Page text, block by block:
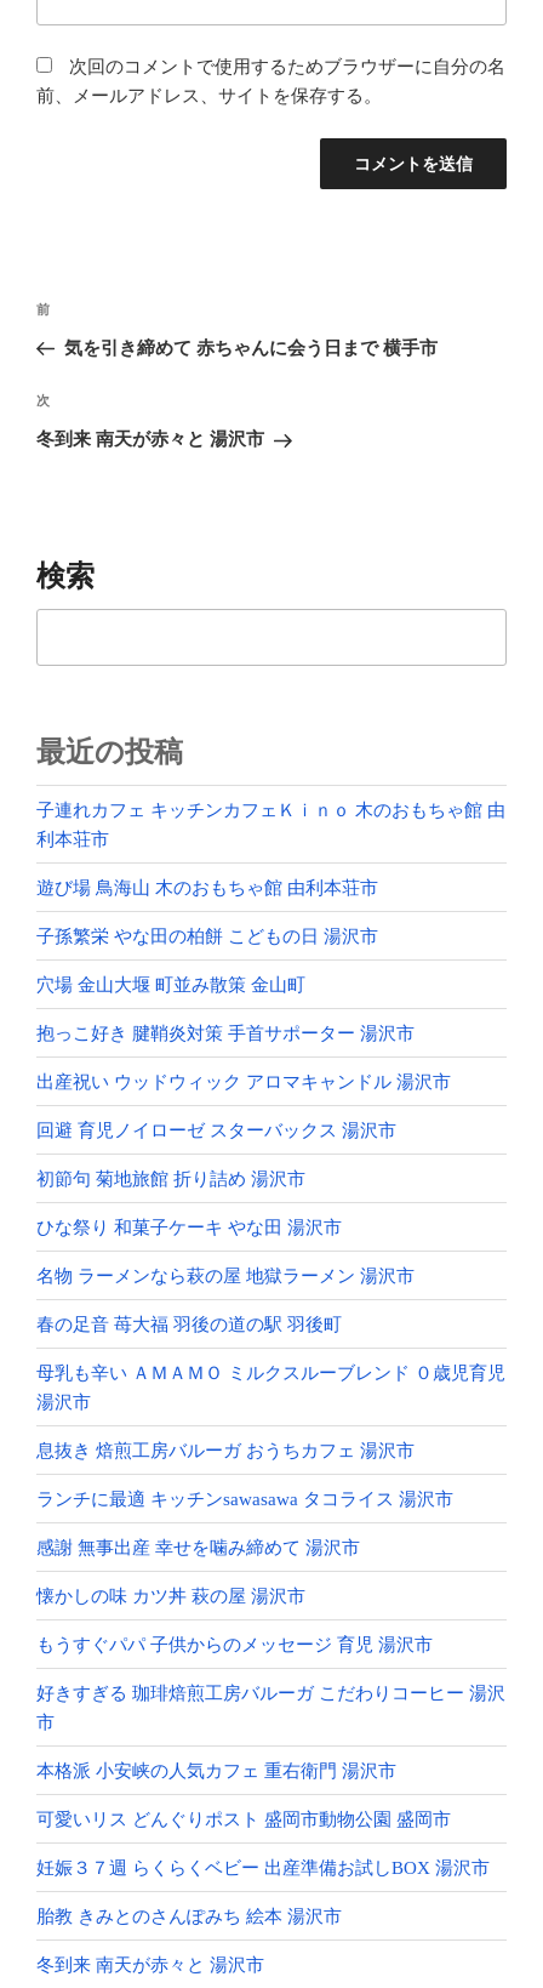
次回のコメントで使用するためブラウザーに自分の名
前、メールアドレス、サイトを保存する。
投
ナ
ビ
ゲ
ン
前
の
稿
前
気を引き締めて 赤ちゃんに会う日まで 横手市
次
の
次
冬到来 南天が赤々と 湯沢市
検索
最近の投稿
子連れカフェ キッチンカフェＫｉｎｏ 木のおもちゃ館 由
利本荘市
遊び場 鳥海山 木のおもちゃ館 由利本荘市
子孫繁栄 やな田の柏餅 こどもの日 湯沢市
穴場 金山大堰 町並み散策 金山町
抱っこ好き 腱鞘炎対策 手首サポーター 湯沢市
出産祝い ウッドウィック アロマキャンドル 湯沢市
回避 育児ノイローゼ スターバックス 湯沢市
初節句 菊地旅館 折り詰め 湯沢市
ひな祭り 和菓子ケーキ やな田 湯沢市
名物 ラーメンなら萩の屋 地獄ラーメン 湯沢市
春の足音 苺大福 羽後の道の駅 羽後町
母乳も辛い ＡＭＡＭＯ ミルクスルーブレンド ０歳児育児
湯沢市
息抜き 焙煎工房バルーガ おうちカフェ 湯沢市
ランチに最適 キッチンsawasawa タコライス 湯沢市
感謝 無事出産 幸せを噛み締めて 湯沢市
懐かしの味 カツ丼 萩の屋 湯沢市
もうすぐパパ 子供からのメッセージ 育児 湯沢市
好きすぎる 珈琲焙煎工房バルーガ こだわりコーヒー 湯沢
市
本格派 小安峡の人気カフェ 重右衛門 湯沢市
可愛いリス どんぐりポスト 盛岡市動物公園 盛岡市
妊娠３７週 らくらくベビー 出産準備お試しBOX 湯沢市
胎教 きみとのさんぽみち 絵本 湯沢市
冬到来 南天が赤々と 湯沢市